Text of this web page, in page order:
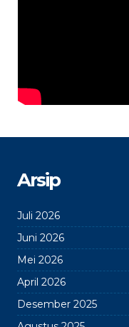
Arsip
Juli 2026
Juni 2026
Mei 2026
April 2026
Desember 2025